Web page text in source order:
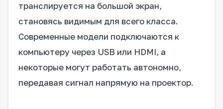
транслируется на большой экран,
становясь видимым для всего класса.
Современные модели подключаются к
компьютеру через USB или HDMI, а
некоторые могут работать автономно,
передавая сигнал напрямую на проектор.